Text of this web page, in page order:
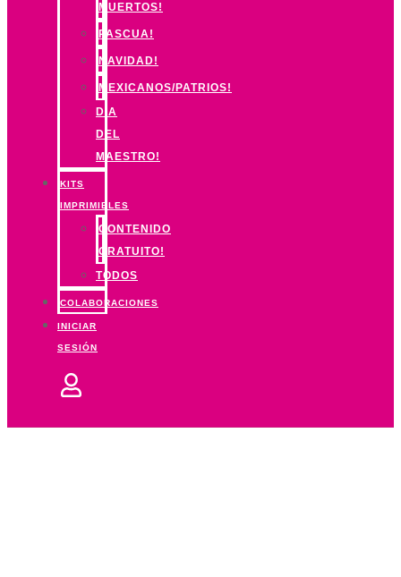
MUERTOS!
PASCUA!
NAVIDAD!
MEXICANOS/PATRIOS!
DIA
DEL
MAESTRO!
KITS
IMPRIMIBLES
CONTENIDO
GRATUITO!
TODOS
COLABORACIONES
INICIAR
SESIÓN